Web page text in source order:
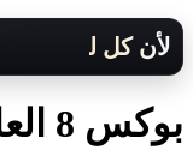
لأن كل لحظة
بوكس 8 العاب جماعية ورقية